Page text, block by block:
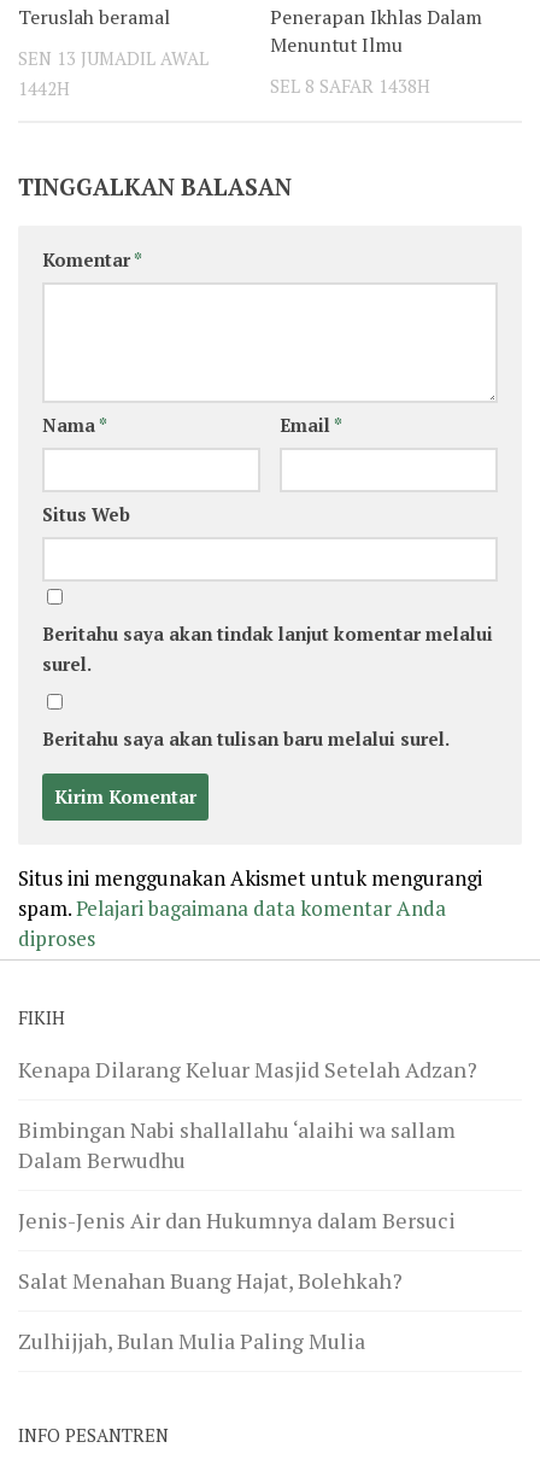
Teruslah beramal
SEN 13 JUMADIL AWAL
1442H
Penerapan Ikhlas Dalam
Menuntut Ilmu
SEL 8 SAFAR 1438H
TINGGALKAN BALASAN
Komentar*
Nama * Email *
Situs Web
Beritahu saya akan tindak lanjut komentar melalui
surel.
Beritahu saya akan tulisan baru melalui surel.
Situs ini menggunakan Akismet untuk mengurangi
spam.Pelajari bagaimana data komentar Anda
diproses
FIKIH
Kenapa Dilarang Keluar Masjid Setelah Adzan?
Bimbingan Nabi shallallahu ‘alaihi wa sallam
Dalam Berwudhu
Jenis-Jenis Air dan Hukumnya dalam Bersuci
Salat Menahan Buang Hajat, Bolehkah?
Zulhijjah, Bulan Mulia Paling Mulia
INFO PESANTREN